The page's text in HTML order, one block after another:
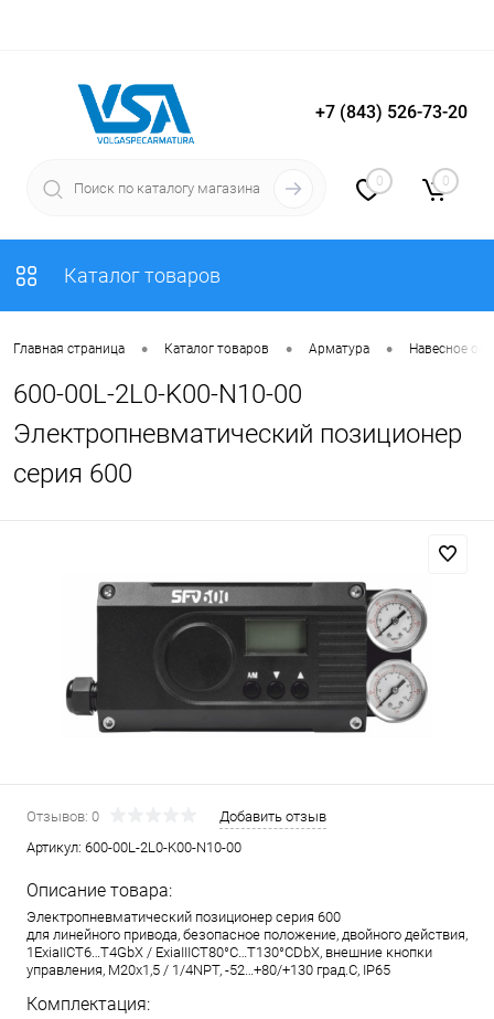
Вход Регистрация
+7 (843) 526-73-20
0 0
Каталог товаров
Главная страница • Каталог товаров • Арматура • Навесное
600-00L-2L0-K00-N10-00
Электропневматический позиционер
серия 600
Отзывов: 0
Добавить отзыв
Артикул: 600-00L-2L0-K00-N10-00
Описание товара:
Электропневматический позиционер серия 600
для линейного привода, безопасное положение, двойного действия,
1ExiaIICT6…T4GbX / ExiaIIICT80°C…T130°CDbX, внешние кнопки
управления, M20x1,5 / 1/4NPT, -52…+80/+130 град.С, IP65
Комплектация: